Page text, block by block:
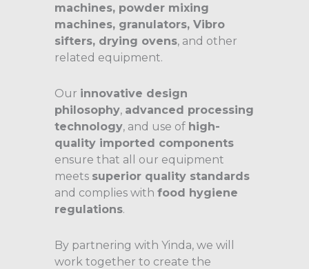
machines, powder mixing
machines, granulators, Vibro
sifters, drying ovens, and other
related equipment.
Our innovative design
philosophy, advanced processing
technology, and use of high-
quality imported components
ensure that all our equipment
meets superior quality standards
and complies with food hygiene
regulations.
By partnering with Yinda, we will
work together to create the